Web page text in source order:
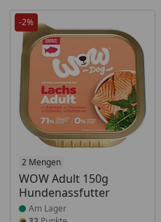
-2%
2 Mengen
WOW Adult 150g
Hundenassfutter
Produkt am Lager
Am Lager